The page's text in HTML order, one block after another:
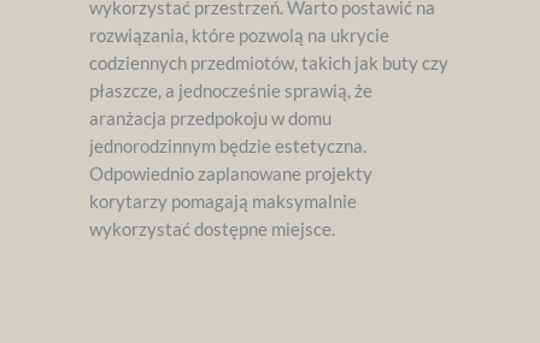
wykorzystać przestrzeń. Warto postawić na
rozwiązania, które pozwolą na ukrycie
codziennych przedmiotów, takich jak buty czy
płaszcze, a jednocześnie sprawią, że
aranżacja przedpokoju w domu
jednorodzinnym będzie estetyczna.
Odpowiednio zaplanowane projekty
korytarzy pomagają maksymalnie
wykorzystać dostępne miejsce.